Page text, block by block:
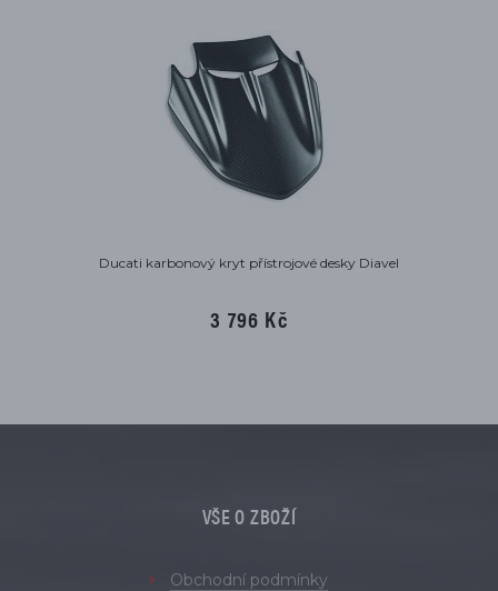
Ducati karbonový kryt přístrojové desky Diavel
3 796 Kč
VŠE O ZBOŽÍ
Obchodní podmínky